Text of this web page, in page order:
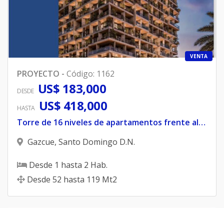
VENTA
PROYECTO - Código: 1162
DESDE US$ 183,000
HASTA US$ 418,000
Torre de 16 niveles de apartamentos frente al Palacio de Bellas Artes
Gazcue, Santo Domingo D.N.
Desde 1 hasta 2 Hab.
Desde 52 hasta 119 Mt2